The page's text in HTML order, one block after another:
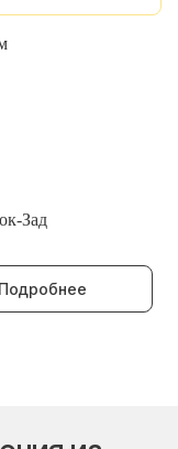
Зад
Подробнее